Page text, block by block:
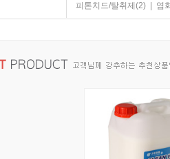
피톤치드/탈취제 (2) 염